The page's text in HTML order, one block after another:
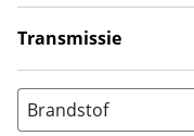
Transmissie
Brandstof